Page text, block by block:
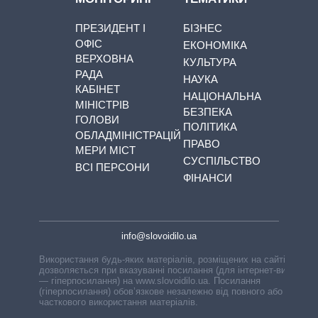
ПРЕЗИДЕНТ І
ОФІС
ВЕРХОВНА
РАДА
КАБІНЕТ
МІНІСТРІВ
ГОЛОВИ
ОБЛАДМІНІСТРАЦІЙ
МЕРИ МІСТ
ВСІ ПЕРСОНИ
БІЗНЕС
ЕКОНОМІКА
КУЛЬТУРА
НАУКА
НАЦІОНАЛЬНА
БЕЗПЕКА
ПОЛІТИКА
ПРАВО
СУСПІЛЬСТВО
ФІНАНСИ
info@slovoidilo.ua
Використання будь-яких матеріалів, розміщених на сайті,
дозволяється при вказуванні посилання (для інтернет-видань
— гіперпосилання) на www.slovoidilo.ua. Посилання
(гіперпосилання) обов’язкове незалежно від повного або
часткового використання матеріалів.